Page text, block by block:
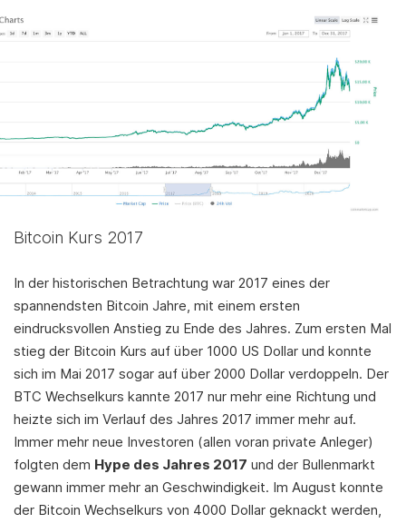
Bitcoin Kurs 2017
In der historischen Betrachtung war 2017 eines der
spannendsten Bitcoin Jahre, mit einem ersten
eindrucksvollen Anstieg zu Ende des Jahres. Zum ersten Mal
stieg der Bitcoin Kurs auf über 1000 US Dollar und konnte
sich im Mai 2017 sogar auf über 2000 Dollar verdoppeln. Der
BTC Wechselkurs kannte 2017 nur mehr eine Richtung und
heizte sich im Verlauf des Jahres 2017 immer mehr auf.
Immer mehr neue Investoren (allen voran private Anleger)
folgten dem Hype des Jahres 2017 und der Bullenmarkt
gewann immer mehr an Geschwindigkeit. Im August konnte
der Bitcoin Wechselkurs von 4000 Dollar geknackt werden,